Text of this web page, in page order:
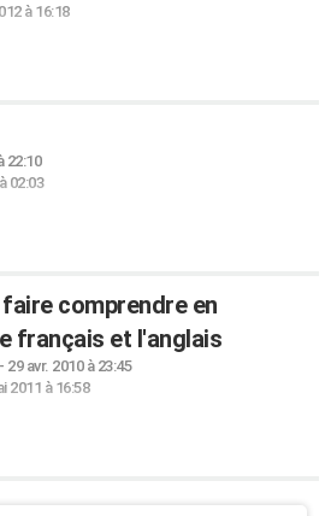
à 16:18
22:10
02:03
comprendre en
français et l'anglais
29 avr. 2010 à 23:45
2011 à 16:58